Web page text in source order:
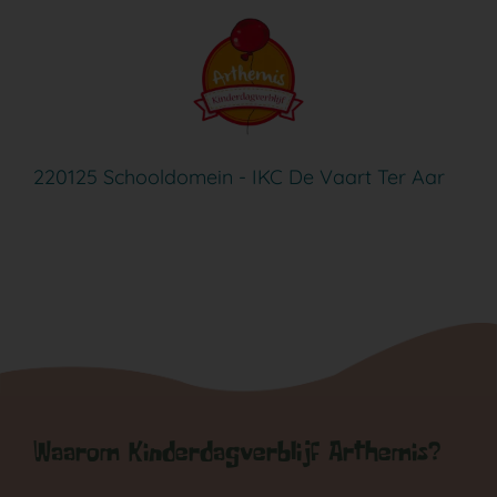
220125 Schooldomein - IKC De Vaart Ter Aar
Waarom Kinderdagverblijf Arthemis?